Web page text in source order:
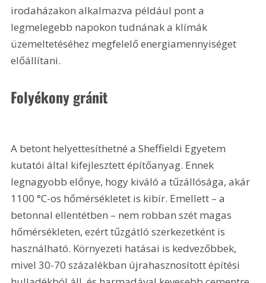
irodaházakon alkalmazva például pont a
legmelegebb napokon tudnának a klímák
üzemeltetéséhez megfelelő energiamennyiséget
előállítani.
Folyékony gránit
A betont helyettesíthetné a Sheffieldi Egyetem
kutatói által kifejlesztett építőanyag. Ennek
legnagyobb előnye, hogy kiváló a tűzállósága, akár
1100 °C-os hőmérsékletet is kibír. Emellett – a
betonnal ellentétben – nem robban szét magas
hőmérsékleten, ezért tűzgátló szerkezetként is
használható. Környezeti hatásai is kedvezőbbek,
mivel 30-70 százalékban újrahasznosított építési